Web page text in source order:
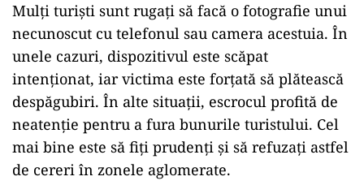
Mulți turiști sunt rugați să facă o fotografie unui
necunoscut cu telefonul sau camera acestuia. În
unele cazuri, dispozitivul este scăpat
intenționat, iar victima este forțată să plătească
despăgubiri. În alte situații, escrocul profită de
neatenție pentru a fura bunurile turistului. Cel
mai bine este să fiți prudenți și să refuzați astfel
de cereri în zonele aglomerate.